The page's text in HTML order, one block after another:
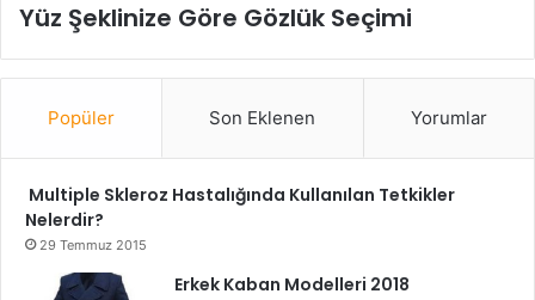
Yüz Şeklinize Göre Gözlük Seçimi
Popüler Son Eklenen Yorumlar
Multiple Skleroz Hastalığında Kullanılan Tetkikler
Nelerdir?
29 Temmuz 2015
Erkek Kaban Modelleri 2018